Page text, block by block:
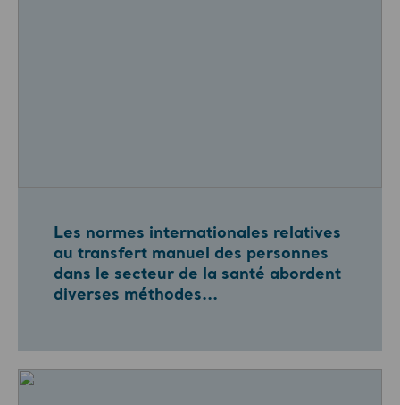
Les normes internationales relatives
au transfert manuel des personnes
dans le secteur de la santé abordent
diverses méthodes...